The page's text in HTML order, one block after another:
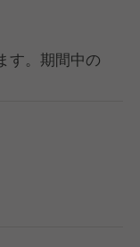
す。期間中の